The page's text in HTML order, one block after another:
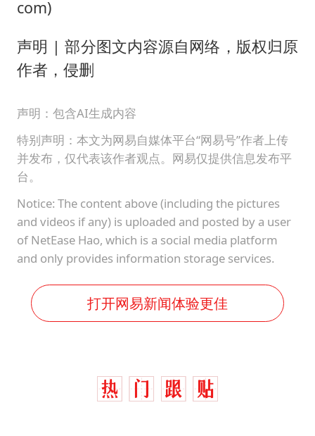
com)
声明 | 部分图文内容源自网络，版权归原
作者，侵删
声明：包含AI生成内容
特别声明：本文为网易自媒体平台“网易号”作者上传
并发布，仅代表该作者观点。网易仅提供信息发布平
台。
Notice: The content above (including the pictures
and videos if any) is uploaded and posted by a user
of NetEase Hao, which is a social media platform
and only provides information storage services.
打开网易新闻体验更佳